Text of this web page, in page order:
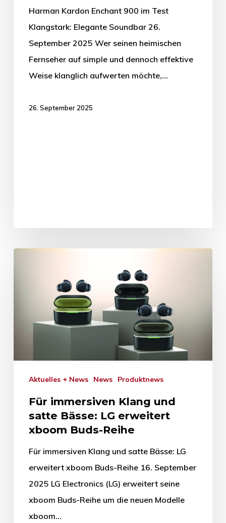
Harman Kardon Enchant 900 im Test
Klangstark: Elegante Soundbar 26.
September 2025 Wer seinen heimischen
Fernseher auf simple und dennoch effektive
Weise klanglich aufwerten möchte,…
26. September 2025
Aktuelles + News News Produktnews
Für immersiven Klang und
satte Bässe: LG erweitert
xboom Buds-Reihe
Für immersiven Klang und satte Bässe: LG
erweitert xboom Buds-Reihe 16. September
2025 LG Electronics (LG) erweitert seine
xboom Buds-Reihe um die neuen Modelle
xboom…